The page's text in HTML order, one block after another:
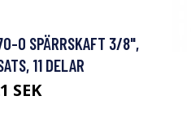
0 SPÄRRSKAFT 3/8",
11 DELAR
SEK